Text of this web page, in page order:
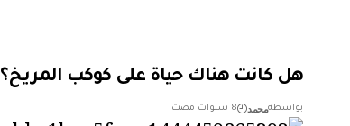
هل كانت هناك حياة على كوكب المريخ؟
بواسطةمحمد 8 سنوات مضت